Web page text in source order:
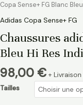
Copa Sense+ FG Blanc
Adidas Copa Sense+ FG
Chaussures
Bleu Hi Res
98,00 € +
Tailles